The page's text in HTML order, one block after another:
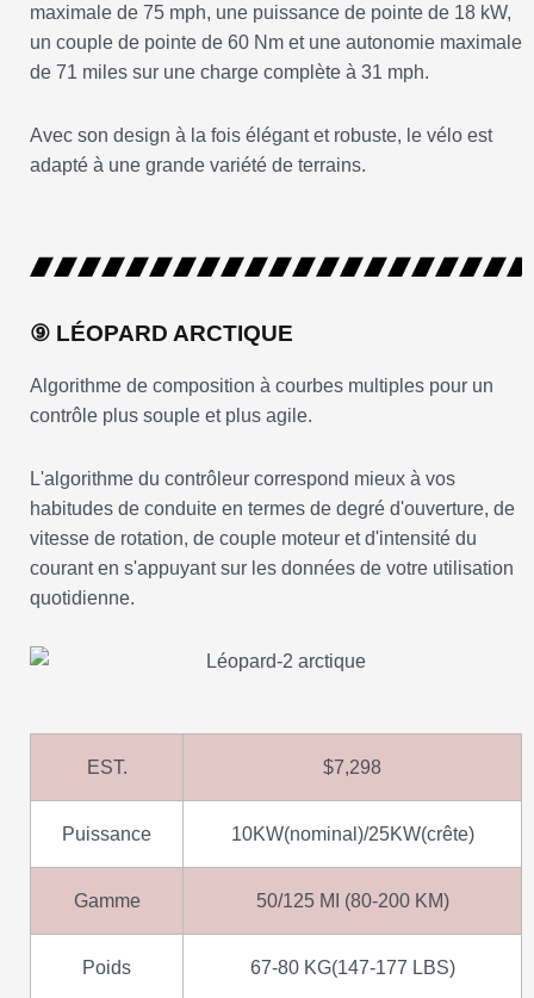
maximale de 75 mph, une puissance de pointe de 18 kW,
un couple de pointe de 60 Nm et une autonomie maximale
de 71 miles sur une charge complète à 31 mph.
Avec son design à la fois élégant et robuste, le vélo est
adapté à une grande variété de terrains.
⑨ LÉOPARD ARCTIQUE
Algorithme de composition à courbes multiples pour un
contrôle plus souple et plus agile.
L'algorithme du contrôleur correspond mieux à vos
habitudes de conduite en termes de degré d'ouverture, de
vitesse de rotation, de couple moteur et d'intensité du
courant en s'appuyant sur les données de votre utilisation
quotidienne.
EST. $7,298
Puissance 10KW(nominal)/25KW(crête)
Gamme 50/125 MI (80-200 KM)
Poids 67-80 KG(147-177 LBS)